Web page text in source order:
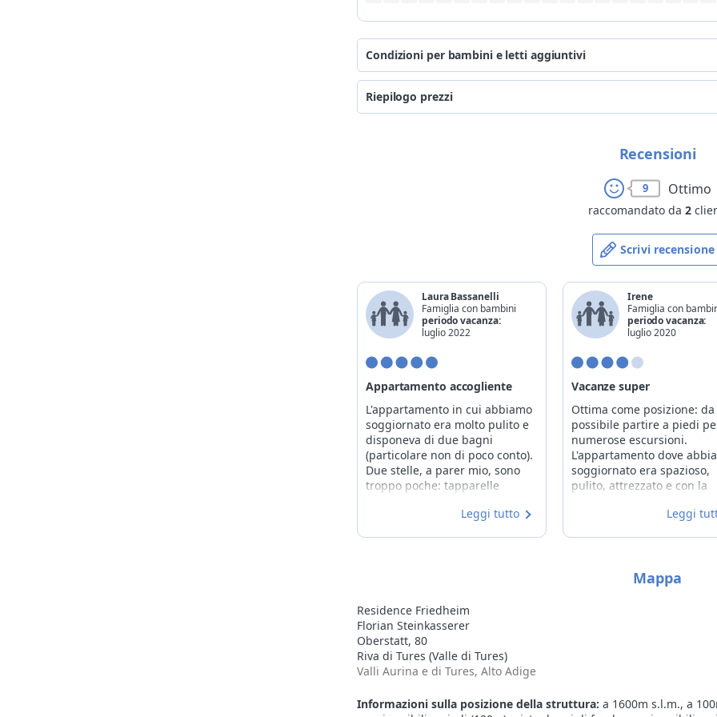
Condizioni per bambini e letti aggiuntivi
i prezzi si intendono a persona
*
per letti già
7€
-
anni compiuti alla data del
Riepilogo prezzi
07/08/2026
21/08/2026
04/09/2026
24/10/2026
Recensioni
9 Ottimo
raccomandato da 2
Scrivi recensione
Laura Bassanelli
Famiglia con bambini
periodo vacanza:
luglio 2022
Appartamento accogliente
L'appartamento in cui abbiamo
soggiornato era molto pulito e
disponeva di due bagni
(particolare non di poco conto).
Due stelle, a parer mio, sono
troppo poche: tapparelle
cottura elettrico. Complimenti!
Leggi tutto
Irene
Famiglia con
periodo vacanza:
luglio 2020
Vacanze super
Ottima come posizione:
possibile partire a piedi
numerose escursioni.
L'appartamento dove
soggiornato era spazioso,
pulito, attrezzato e con la
Leggi
Mappa
Residence Friedheim
Florian Steinkasserer
Oberstatt, 80
Riva di Tures (Valle di Tures)
Valli Aurina e di Tures, Alto Adige
Informazioni sulla posizione della struttura: a 1600m s.l.m., a